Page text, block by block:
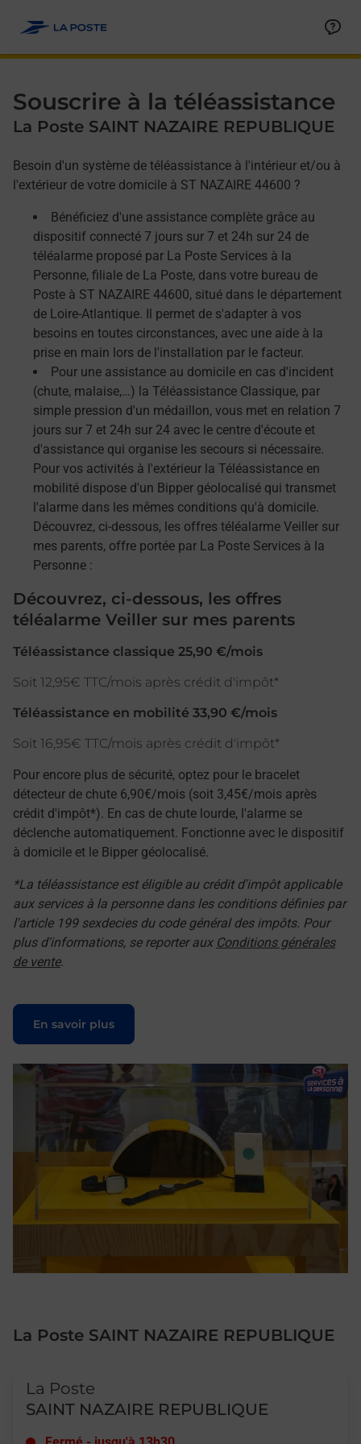
Souscrire à la téléassistance
La Poste SAINT NAZAIRE REPUBLIQUE
Besoin d'un système de téléassistance à l'intérieur et/ou à
l'extérieur de votre domicile à ST NAZAIRE 44600 ?
Bénéficiez d'une assistance complète grâce au
dispositif connecté 7 jours sur 7 et 24h sur 24 de
téléalarme proposé par La Poste Services à la
Personne, filiale de La Poste, dans votre bureau de
Poste à ST NAZAIRE 44600, situé dans le département
de Loire-Atlantique. Il permet de s'adapter à vos
besoins en toutes circonstances, avec une aide à la
prise en main lors de l'installation par le facteur.
Pour une assistance au domicile en cas d'incident
(chute, malaise,…) la Téléassistance Classique, par
simple pression d'un médaillon, vous met en relation 7
jours sur 7 et 24h sur 24 avec le centre d'écoute et
d'assistance qui organise les secours si nécessaire.
Pour vos activités à l'extérieur la Téléassistance en
mobilité dispose d'un Bipper géolocalisé qui transmet
l'alarme dans les mêmes conditions qu'à domicile.
Découvrez, ci-dessous, les offres téléalarme Veiller sur
mes parents, offre portée par La Poste Services à la
Personne :
Découvrez, ci-dessous, les offres
téléalarme Veiller sur mes parents
Téléassistance classique 25,90 €/mois
Soit 12,95€ TTC/mois après crédit d'impôt*
Téléassistance en mobilité 33,90 €/mois
Soit 16,95€ TTC/mois après crédit d'impôt*
Pour encore plus de sécurité, optez pour le bracelet
détecteur de chute 6,90€/mois (soit 3,45€/mois après
crédit d'impôt*). En cas de chute lourde, l'alarme se
déclenche automatiquement. Fonctionne avec le dispositif
à domicile et le Bipper géolocalisé.
*La téléassistance est éligible au crédit d'impôt applicable
aux services à la personne dans les conditions définies par
l'article 199 sexdecies du code général des impôts. Pour
plus d'informations, se reporter aux Conditions générales
de vente.
En savoir plus
Le lien s'ouvre dans un nouvel onglet
La Poste SAINT NAZAIRE REPUBLIQUE
La Poste
SAINT NAZAIRE REPUBLIQUE